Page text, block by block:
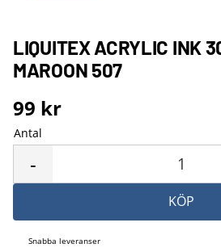
LIQUITEX ACRYLIC INK
MAROON 507
99 kr
Antal
-
KÖP
Snabba leveranser